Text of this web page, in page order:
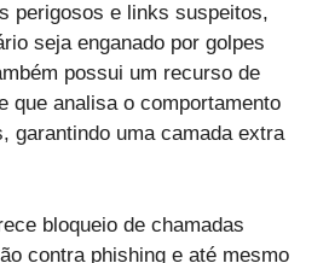
perigosos e links suspeitos,
seja enganado por golpes
possui um recurso de
que analisa o comportamento
garantindo uma camada extra
bloqueio de chamadas
contra phishing e até mesmo